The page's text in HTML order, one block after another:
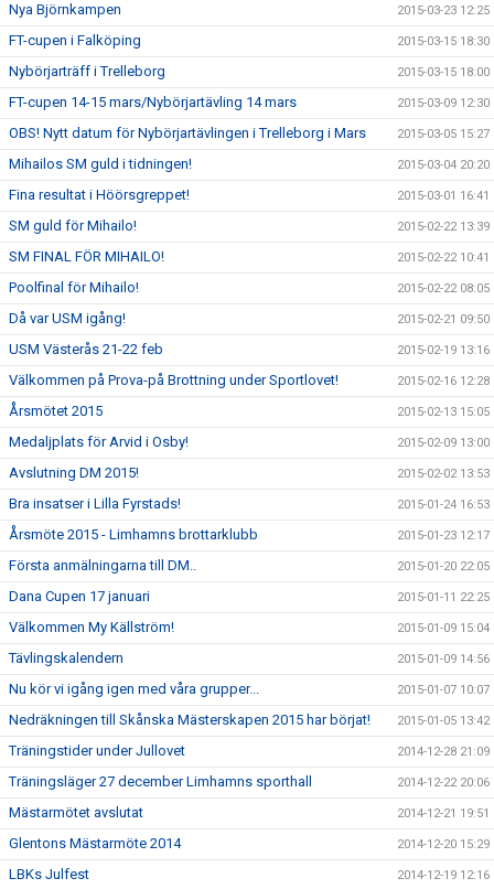
Nya Björnkampen 2015-03-23 12:25
FT-cupen i Falköping 2015-03-15 18:30
Nybörjarträff i Trelleborg 2015-03-15 18:00
FT-cupen 14-15 mars/Nybörjartävling 14 mars 2015-03-09 12:30
OBS! Nytt datum för Nybörjartävlingen i Trelleborg i Mars 2015-03-05 15:27
Mihailos SM guld i tidningen! 2015-03-04 20:20
Fina resultat i Höörsgreppet! 2015-03-01 16:41
SM guld för Mihailo! 2015-02-22 13:39
SM FINAL FÖR MIHAILO! 2015-02-22 10:41
Poolfinal för Mihailo! 2015-02-22 08:05
Då var USM igång! 2015-02-21 09:50
USM Västerås 21-22 feb 2015-02-19 13:16
Välkommen på Prova-på Brottning under Sportlovet! 2015-02-16 12:28
Årsmötet 2015 2015-02-13 15:05
Medaljplats för Arvid i Osby! 2015-02-09 13:00
Avslutning DM 2015! 2015-02-02 13:53
Bra insatser i Lilla Fyrstads! 2015-01-24 16:53
Årsmöte 2015 - Limhamns brottarklubb 2015-01-23 12:17
Första anmälningarna till DM.. 2015-01-20 22:05
Dana Cupen 17 januari 2015-01-11 22:25
Välkommen My Källström! 2015-01-09 15:04
Tävlingskalendern 2015-01-09 14:56
Nu kör vi igång igen med våra grupper... 2015-01-07 10:07
Nedräkningen till Skånska Mästerskapen 2015 har börjat! 2015-01-05 13:42
Träningstider under Jullovet 2014-12-28 21:09
Träningsläger 27 december Limhamns sporthall 2014-12-22 20:06
Mästarmötet avslutat 2014-12-21 19:51
Glentons Mästarmöte 2014 2014-12-20 15:29
LBKs Julfest 2014-12-19 12:16